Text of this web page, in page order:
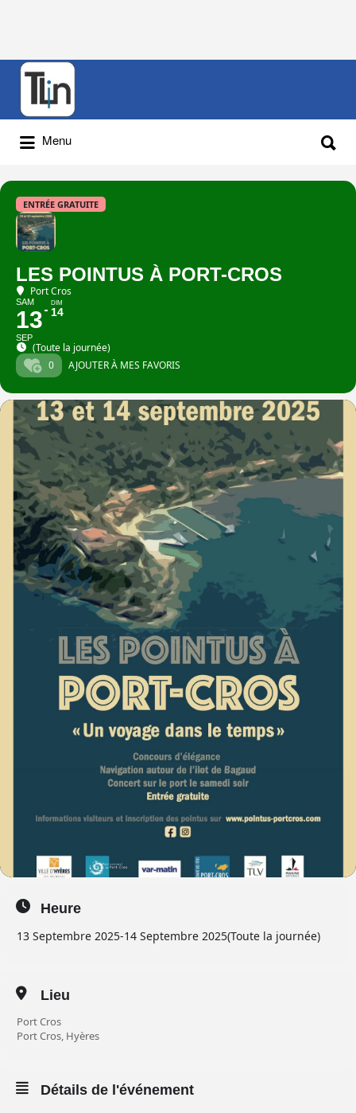
Rechercher
Menu
ENTRÉE GRATUITE
LES POINTUS À PORT-CROS
Port Cros
SAM
13
SEP
DIM
14
(Toute la journée)
0
AJOUTER À MES FAVORIS
Heure
13 Septembre 2025-14 Septembre 2025(Toute la journée)
Lieu
Port Cros
Port Cros, Hyères
Détails de l'événement